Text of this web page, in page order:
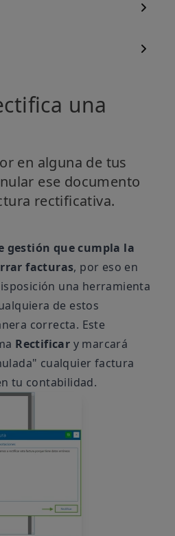
una
en alguna de tus
ese documento
rectificativa.
gestión que cumpla la
facturas, por eso en
una herramienta
de estos
correcta. Este
Rectificar y marcará
cualquier factura
tu contabilidad.